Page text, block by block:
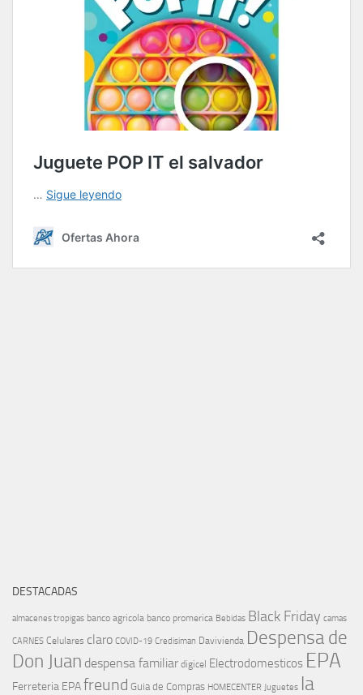
DESTACADAS
almacenes tropigas banco agricola banco promerica Bebidas Black Friday camas
CARNES Celulares claro COVID-19 Credisiman Davivienda Despensa de
Don Juan despensa familiar digicel Electrodomesticos EPA
Ferreteria EPAfreund Guia de Compras HOMECENTER Juguetes la